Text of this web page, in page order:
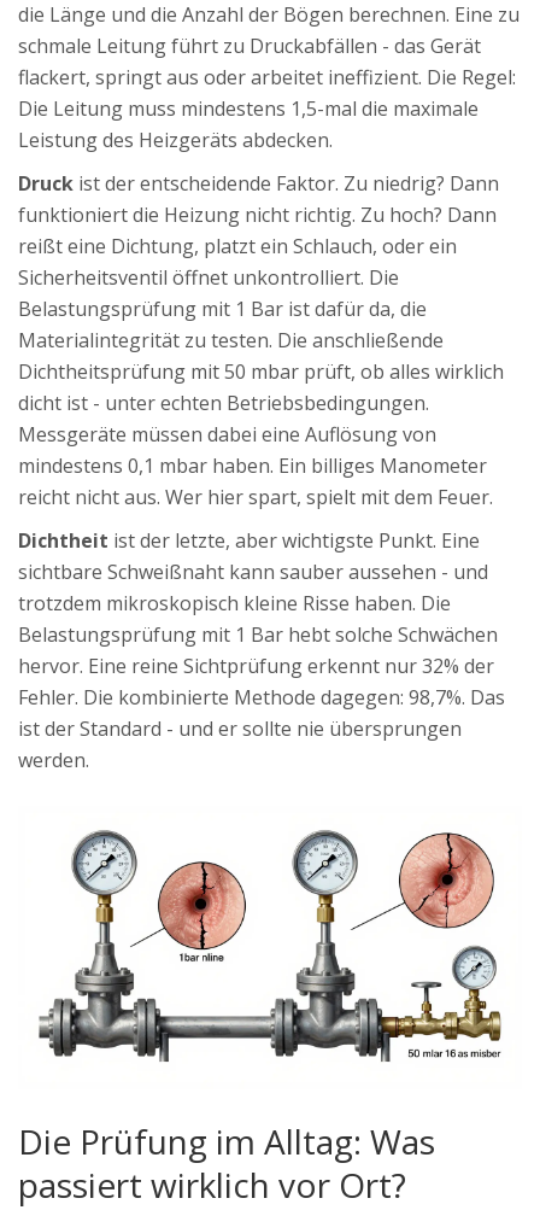
die Länge und die Anzahl der Bögen berechnen. Eine zu
schmale Leitung führt zu Druckabfällen - das Gerät
flackert, springt aus oder arbeitet ineffizient. Die Regel:
Die Leitung muss mindestens 1,5-mal die maximale
Leistung des Heizgeräts abdecken.
Druck ist der entscheidende Faktor. Zu niedrig? Dann
funktioniert die Heizung nicht richtig. Zu hoch? Dann
reißt eine Dichtung, platzt ein Schlauch, oder ein
Sicherheitsventil öffnet unkontrolliert. Die
Belastungsprüfung mit 1 Bar ist dafür da, die
Materialintegrität zu testen. Die anschließende
Dichtheitsprüfung mit 50 mbar prüft, ob alles wirklich
dicht ist - unter echten Betriebsbedingungen.
Messgeräte müssen dabei eine Auflösung von
mindestens 0,1 mbar haben. Ein billiges Manometer
reicht nicht aus. Wer hier spart, spielt mit dem Feuer.
Dichtheit ist der letzte, aber wichtigste Punkt. Eine
sichtbare Schweißnaht kann sauber aussehen - und
trotzdem mikroskopisch kleine Risse haben. Die
Belastungsprüfung mit 1 Bar hebt solche Schwächen
hervor. Eine reine Sichtprüfung erkennt nur 32% der
Fehler. Die kombinierte Methode dagegen: 98,7%. Das
ist der Standard - und er sollte nie übersprungen
werden.
Die Prüfung im Alltag: Was
passiert wirklich vor Ort?